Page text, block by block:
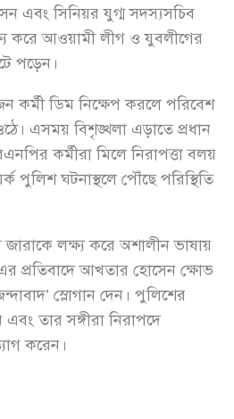
এবং সিনিয়র যুগ্ম সদস্যসচিব
করে আওয়ামী লীগ ও যুবলীগের
পড়েন।
কর্মী ডিম নিক্ষেপ করলে পরিবেশ
এসময় বিশৃঙ্খলা এড়াতে প্রধান
কর্মীরা মিলে নিরাপত্তা বলয়
পুলিশ ঘটনাস্থলে পৌঁছে পরিস্থিতি
লক্ষ্য করে অশালীন ভাষায়
প্রতিবাদে আখতার হোসেন ক্ষোভ
স্লোগান দেন। পুলিশের
এবং তার সঙ্গীরা নিরাপদে
করেন।